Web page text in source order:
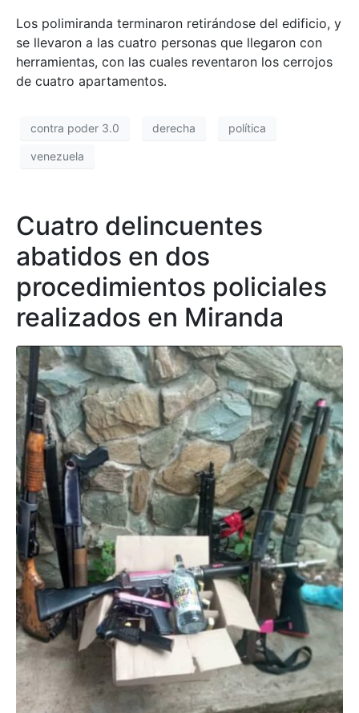
Los polimiranda terminaron retirándose del edificio, y
se llevaron a las cuatro personas que llegaron con
herramientas, con las cuales reventaron los cerrojos
de cuatro apartamentos.
contra poder 3.0 derecha política
venezuela
Cuatro delincuentes
abatidos en dos
procedimientos policiales
realizados en Miranda